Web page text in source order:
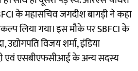
के महासचिव जगदीश बागड़ी ने कहा
लिया गया। इस मौके पर SBFCI के
विजय शर्मा, इंडिया
एवं एसबीएफसीआई के अन्य सदस्य